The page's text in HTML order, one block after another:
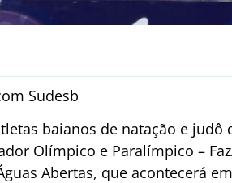
Sudesb
baianos de natação e
Olímpico e Paralímpico –
Abertas, que acontecerá